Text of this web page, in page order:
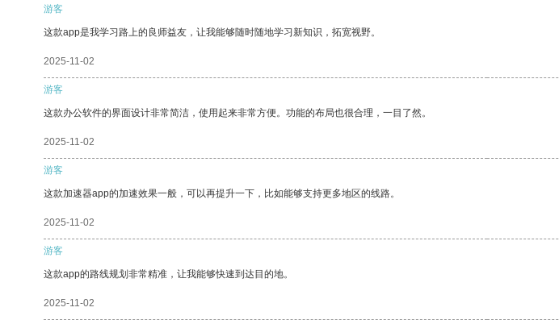
游客
这款app是我学习路上的良师益友，让我能够随时随地学习新知识，拓宽视野。
2025-11-02
游客
这款办公软件的界面设计非常简洁，使用起来非常方便。功能的布局也很合理，一目了然。
2025-11-02
游客
这款加速器app的加速效果一般，可以再提升一下，比如能够支持更多地区的线路。
2025-11-02
游客
这款app的路线规划非常精准，让我能够快速到达目的地。
2025-11-02